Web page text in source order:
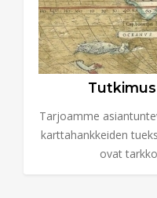
Tarjoamme
karttahankkeiden
ovat